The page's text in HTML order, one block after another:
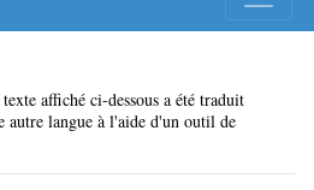
affiché ci-dessous a été traduit
autre langue à l'aide d'un outil de